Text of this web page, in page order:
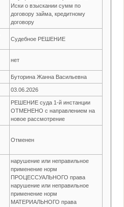
Иски о взыскании сумм по
договору займа, кредитному
договору
Судебное РЕШЕНИЕ
нет
Буторина Жанна Васильевна
03.06.2026
РЕШЕНИЕ суда 1-й инстанции
ОТМЕНЕНО с направлением на
новое рассмотрение
Отменен
нарушение или неправильное
применение норм
ПРОЦЕССУАЛЬНОГО права
нарушение или неправильное
применение норм
МАТЕРИАЛЬНОГО права